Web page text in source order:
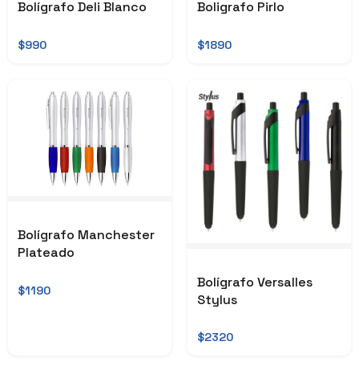
Bolígrafo Deli Blanco
$990
Boligrafo Pirlo
$1890
Bolígrafo Manchester
Plateado
$1190
Bolígrafo Versalles
Stylus
$2320